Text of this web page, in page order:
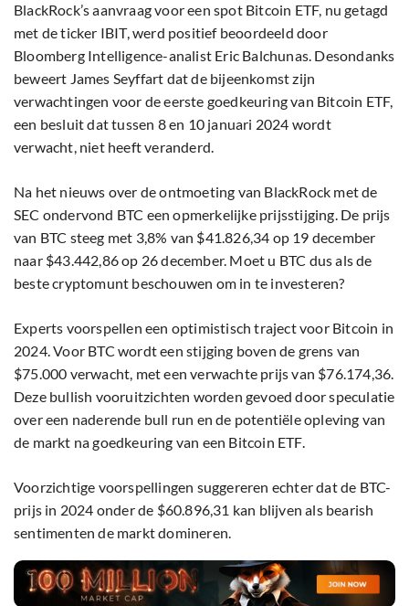
BlackRock’s aanvraag voor een spot Bitcoin ETF, nu getagd
met de ticker IBIT, werd positief beoordeeld door
Bloomberg Intelligence-analist Eric Balchunas. Desondanks
beweert James Seyffart dat de bijeenkomst zijn
verwachtingen voor de eerste goedkeuring van Bitcoin ETF,
een besluit dat tussen 8 en 10 januari 2024 wordt
verwacht, niet heeft veranderd.
Na het nieuws over de ontmoeting van BlackRock met de
SEC ondervond BTC een opmerkelijke prijsstijging. De prijs
van BTC steeg met 3,8% van $41.826,34 op 19 december
naar $43.442,86 op 26 december. Moet u BTC dus als de
beste cryptomunt beschouwen om in te investeren?
Experts voorspellen een optimistisch traject voor Bitcoin in
2024. Voor BTC wordt een stijging boven de grens van
$75.000 verwacht, met een verwachte prijs van $76.174,36.
Deze bullish vooruitzichten worden gevoed door speculatie
over een naderende bull run en de potentiële opleving van
de markt na goedkeuring van een Bitcoin ETF.
Voorzichtige voorspellingen suggereren echter dat de BTC-
prijs in 2024 onder de $60.896,31 kan blijven als bearish
sentimenten de markt domineren.